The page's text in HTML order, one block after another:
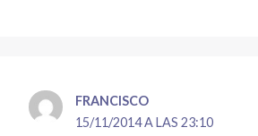
FRANCISCO
15/11/2014 A LAS 23:10